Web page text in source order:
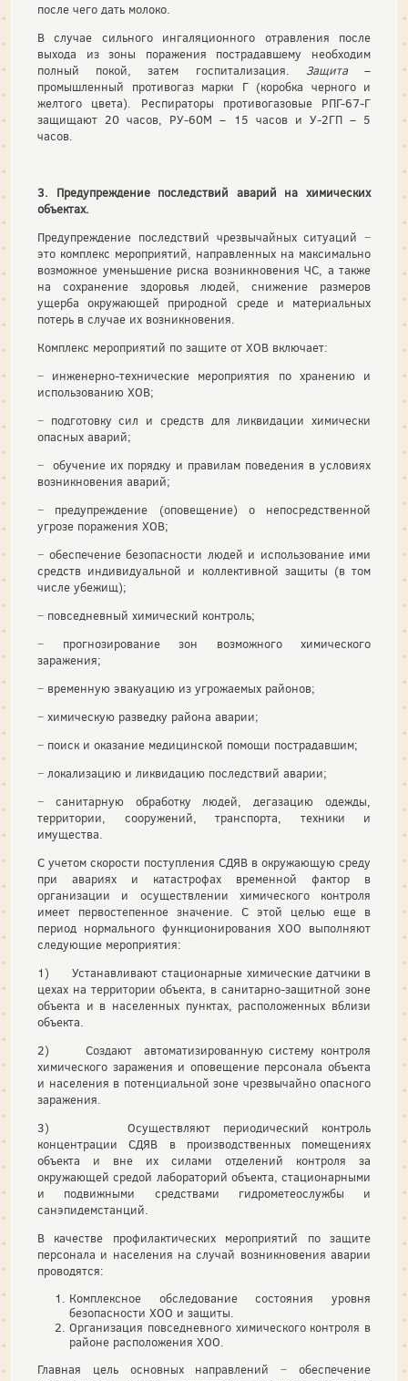
после чего дать молоко.
В случае сильного ингаляционного отравления после
выхода из зоны поражения пострадавшему необходим
полный покой, затем госпитализация. Защита–
промышленный противогаз марки Г (коробка черного и
желтого цвета). Респираторы противогазовые РПГ-67-Г
защищают 20 часов, РУ-60М – 15 часов и У-2ГП – 5
часов.
3. Предупреждение последствий аварий на химических
объектах.
Предупреждение последствий чрезвычайных ситуаций −
это комплекс мероприятий, направленных на максимально
возможное уменьшение риска возникновения ЧС, а также
на сохранение здоровья людей, снижение размеров
ущерба окружающей природной среде и материальных
потерь в случае их возникновения.
Комплекс мероприятий по защите от ХОВ включает:
− инженерно-технические мероприятия по хранению и
использованию ХОВ;
− подготовку сил и средств для ликвидации химически
опасных аварий;
− обучение их порядку и правилам поведения в условиях
возникновения аварий;
− предупреждение (оповещение) о непосредственной
угрозе поражения ХОВ;
− обеспечение безопасности людей и использование ими
средств индивидуальной и коллективной защиты (в том
числе убежищ);
− повседневный химический контроль;
− прогнозирование зон возможного химического
заражения;
− временную эвакуацию из угрожаемых районов;
− химическую разведку района аварии;
− поиск и оказание медицинской помощи пострадавшим;
− локализацию и ликвидацию последствий аварии;
− санитарную обработку людей, дегазацию одежды,
территории, сооружений, транспорта, техники и
имущества.
С учетом скорости поступления СДЯВ в окружающую среду
при авариях и катастрофах временной фактор в
организации и осуществлении химического контроля
имеет первостепенное значение. С этой целью еще в
период нормального функционирования ХОО выполняют
следующие мероприятия:
1) Устанавливают стационарные химические датчики в
цехах на территории объекта, в санитарно-защитной зоне
объекта и в населенных пунктах, расположенных вблизи
объекта.
2) Создают автоматизированную систему контроля
химического заражения и оповещение персонала объекта
и населения в потенциальной зоне чрезвычайно опасного
заражения.
3) Осуществляют периодический контроль
концентрации СДЯВ в производственных помещениях
объекта и вне их силами отделений контроля за
окружающей средой лабораторий объекта, стационарными
и подвижными средствами гидрометеослужбы и
санэпидемстанций.
В качестве профилактических мероприятий по защите
персонала и населения на случай возникновения аварии
проводятся:
Комплексное обследование состояния уровня
безопасности ХОО и защиты.
Организация повседневного химического контроля в
районе расположения ХОО.
Главная цель основных направлений − обеспечение